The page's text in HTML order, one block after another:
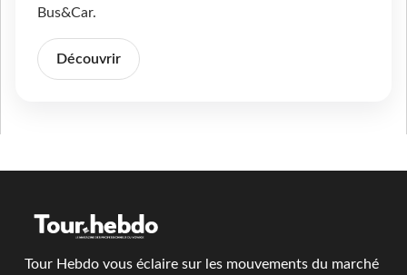
Bus&Car.
Découvrir
Tour Hebdo vous éclaire sur les mouvements du marché